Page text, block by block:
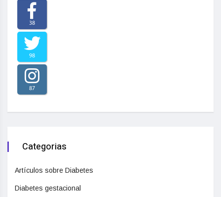
38
98
87
Categorias
Artículos sobre Diabetes
Diabetes gestacional